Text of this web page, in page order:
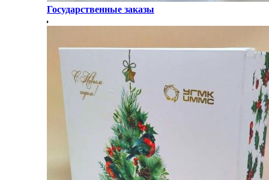
Государственные заказы